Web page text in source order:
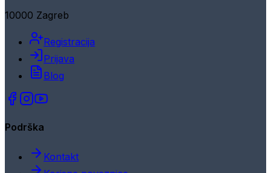
10000 Zagreb
Registracija
Prijava
Blog
Podrška
Kontakt